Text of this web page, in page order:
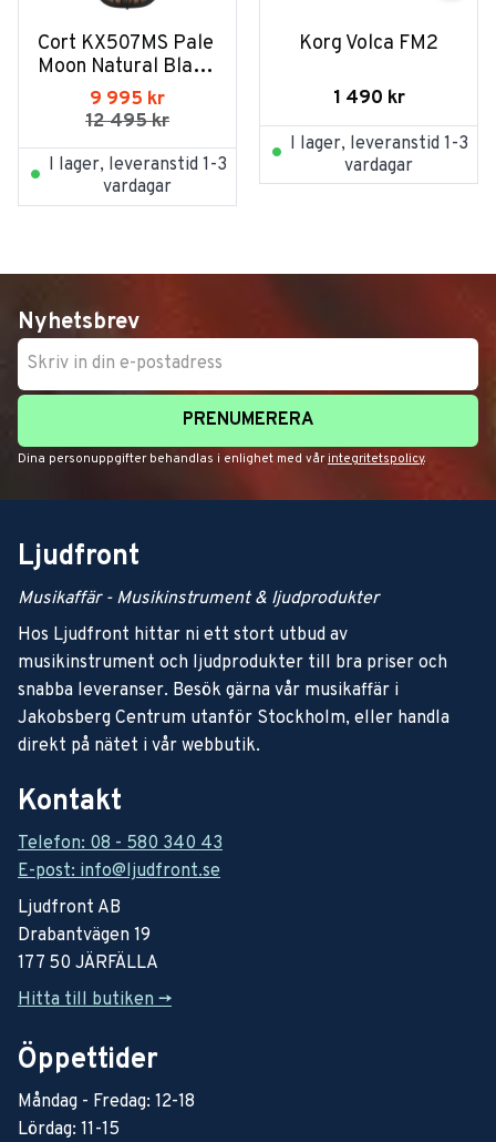
Cort KX507MS Pale
Moon Natural Black
Burst
9 995 kr
12 495kr
I lager, leveranstid 1-3
vardagar
Korg Volca FM2
1 490 kr
I lager, leveranstid 1-3
vardagar
Nyhetsbrev
PRENUMERERA
Dina personuppgifter behandlas i enlighet med vår integritetspolicy.
Ljudfront
Musikaffär - Musikinstrument & ljudprodukter
Hos Ljudfront hittar ni ett stort utbud av
musikinstrument och ljudprodukter till bra priser och
snabba leveranser. Besök gärna vår musikaffär i
Jakobsberg Centrum utanför Stockholm, eller handla
direkt på nätet i vår webbutik.
Kontakt
Telefon: 08 - 580 340 43
E-post: info@ljudfront.se
Ljudfront AB
Drabantvägen 19
177 50 JÄRFÄLLA
Hitta till butiken ->
Öppettider
Måndag - Fredag: 12-18
Lördag: 11-15